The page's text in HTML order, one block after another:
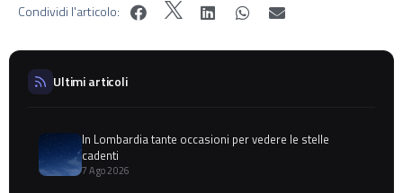
Condividi l'articolo:
Ultimi articoli
In Lombardia tante occasioni per vedere le stelle
cadenti
7 Ago 2026